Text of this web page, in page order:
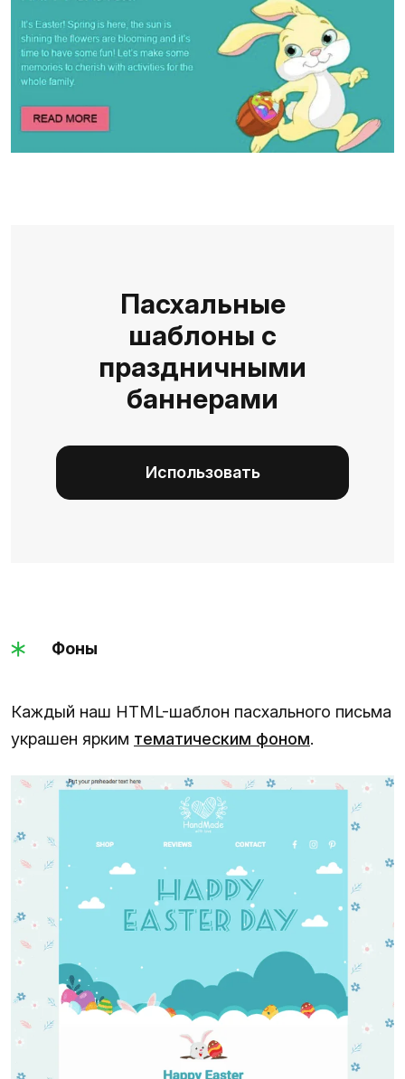
Пасхальные
шаблоны с
праздничными
баннерами
Использовать
Фоны
Каждый наш HTML-шаблон пасхального письма
украшен ярким тематическим фоном.